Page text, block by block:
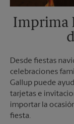
Imprima
Desde fiestas
celebraciones
Gallup puede
tarjetas e
importar la
fiesta.